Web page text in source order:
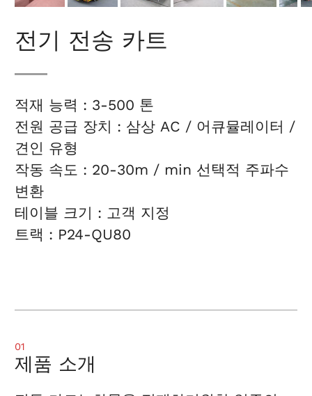
전기 전송 카트
적재 능력 : 3-500 톤
전원 공급 장치 : 삼상 AC / 어큐뮬레이터 /
견인 유형
작동 속도 : 20-30m / min 선택적 주파수
변환
테이블 크기 : 고객 지정
트랙 : P24-QU80
01
제품 소개